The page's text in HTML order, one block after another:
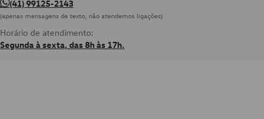
(41) 99125-2143
(apenas mensagens de texto, não atendemos ligações)
Horário de atendimento:
Segunda à sexta, das 8h às 17h.